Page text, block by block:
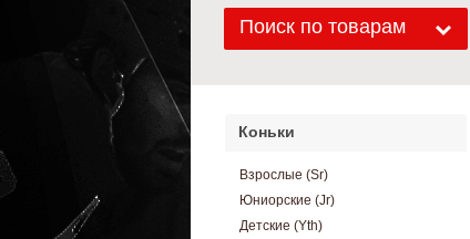
Поиск по товарам
Коньки
Взрослые (Sr)
Юниорские (Jr)
Детские (Yth)